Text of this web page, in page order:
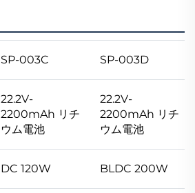
SP-003C SP-003D
22.2V-
2200mAh リチ
ウム電池
22.2V-
2200mAh リチ
ウム電池
DC 120W BLDC 200W